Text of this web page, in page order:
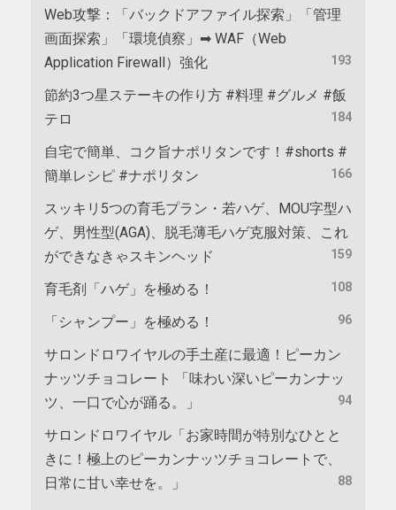
Web攻撃：「バックドアファイル探索」「管理
画面探索」「環境偵察」➡ WAF（Web
Application Firewall）強化
193
節約3つ星ステーキの作り方 #料理 #グルメ #飯
テロ
184
自宅で簡単、コク旨ナポリタンです！#shorts #
簡単レシピ #ナポリタン
166
スッキリ5つの育毛プラン・若ハゲ、MOU字型ハ
ゲ、男性型(AGA)、脱毛薄毛ハゲ克服対策、これ
ができなきゃスキンヘッド
159
育毛剤「ハゲ」を極める！ 108
「シャンプー」を極める！ 96
サロンドロワイヤルの手土産に最適！ピーカン
ナッツチョコレート 「味わい深いピーカンナッ
ツ、一口で心が踊る。」
94
サロンドロワイヤル「お家時間が特別なひとと
きに！極上のピーカンナッツチョコレートで、
日常に甘い幸せを。」
88